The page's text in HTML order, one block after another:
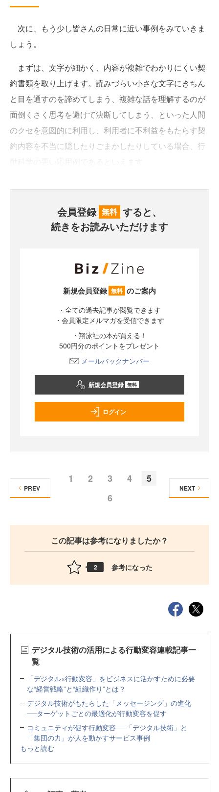
次に、もう少し皆さんの日常に近い事例をみていきま
しょう。
まずは、文字が細かく、内容が複雑でわかりにくい契
約書類を取り上げます。読みづらい小さな文字にきちん
と目を通すのを諦めてしまう、複雑な話を理解するのが
面倒くさく思考を避けて決断してしまう、といった人間
のクセを意図的に利用し、利用者に不利益をもたらす契
約内容を不当に隠したりごまかしたりしている場合、行
会員登録 無料 すると、
続きをお読みいただけます
新規会員登録 無料 のご案内
・全ての過去記事が閲覧できます
・会員限定メルマガを受信できます
・翔泳社の本が買える！
500円分のポイントをプレゼント
メールバックナンバー
新規会員登録 無料
ログイン
1 2 3 4
5
6
PREV NEXT
この記事は参考になりましたか？
2 参考になった
デジタル技術の活用による行動変容連載記事一
覧
「デジタル×行動変容」をビジネスに活かすために必要
な“経営戦略”と“組織作り”とは？
デジタル技術がもたらした「メッセージング」の進化
──ターゲットごとの最適化が行動変容を促す
コミュニティが促す行動変容──「デジタル技術」と
「集団の力」が人を動かすサービス事例
もっと読む